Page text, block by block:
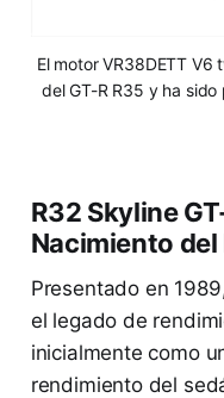
El motor VR38DETT
del GT-R R35 y ha
R32 Skyline
Nacimiento del
Presentado en
el legado de
inicialmente como
rendimiento del